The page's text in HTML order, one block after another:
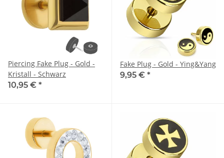
Piercing Fake Plug - Gold -
Kristall - Schwarz
10,95 € *
Fake Plug - Gold - Ying&Yang
9,95 € *